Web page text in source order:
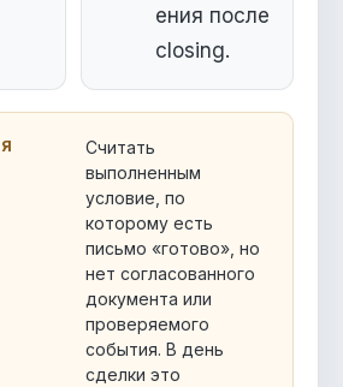
ения после
closing.
Считать
выполненным
условие, по
которому есть
письмо «готово», но
нет согласованного
документа или
проверяемого
события. В день
сделки это